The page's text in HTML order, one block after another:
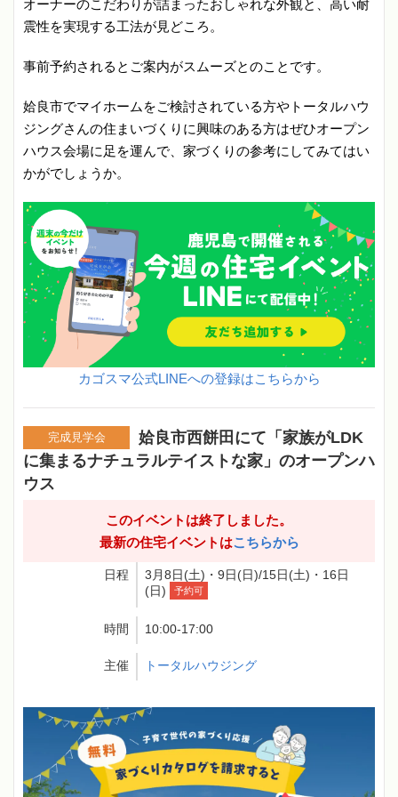
オーナーのこだわりが詰まったおしゃれな外観と、高い耐
震性を実現する工法が見どころ。
事前予約されるとご案内がスムーズとのことです。
姶良市でマイホームをご検討されている方やトータルハウ
ジングさんの住まいづくりに興味のある方はぜひオープン
ハウス会場に足を運んで、家づくりの参考にしてみてはい
かがでしょうか。
カゴスマ公式LINEへの登録はこちらから
姶良市西餅田にて「家族がLDK
に集まるナチュラルテイストな家」のオープンハ
ウス
このイベントは終了しました。
最新の住宅イベントはこちらから
日程
3月8日(土)・9日(日)/15日(土)・16日
(日)
予約可
時間 10:00-17:00
主催 トータルハウジング
完成見学会